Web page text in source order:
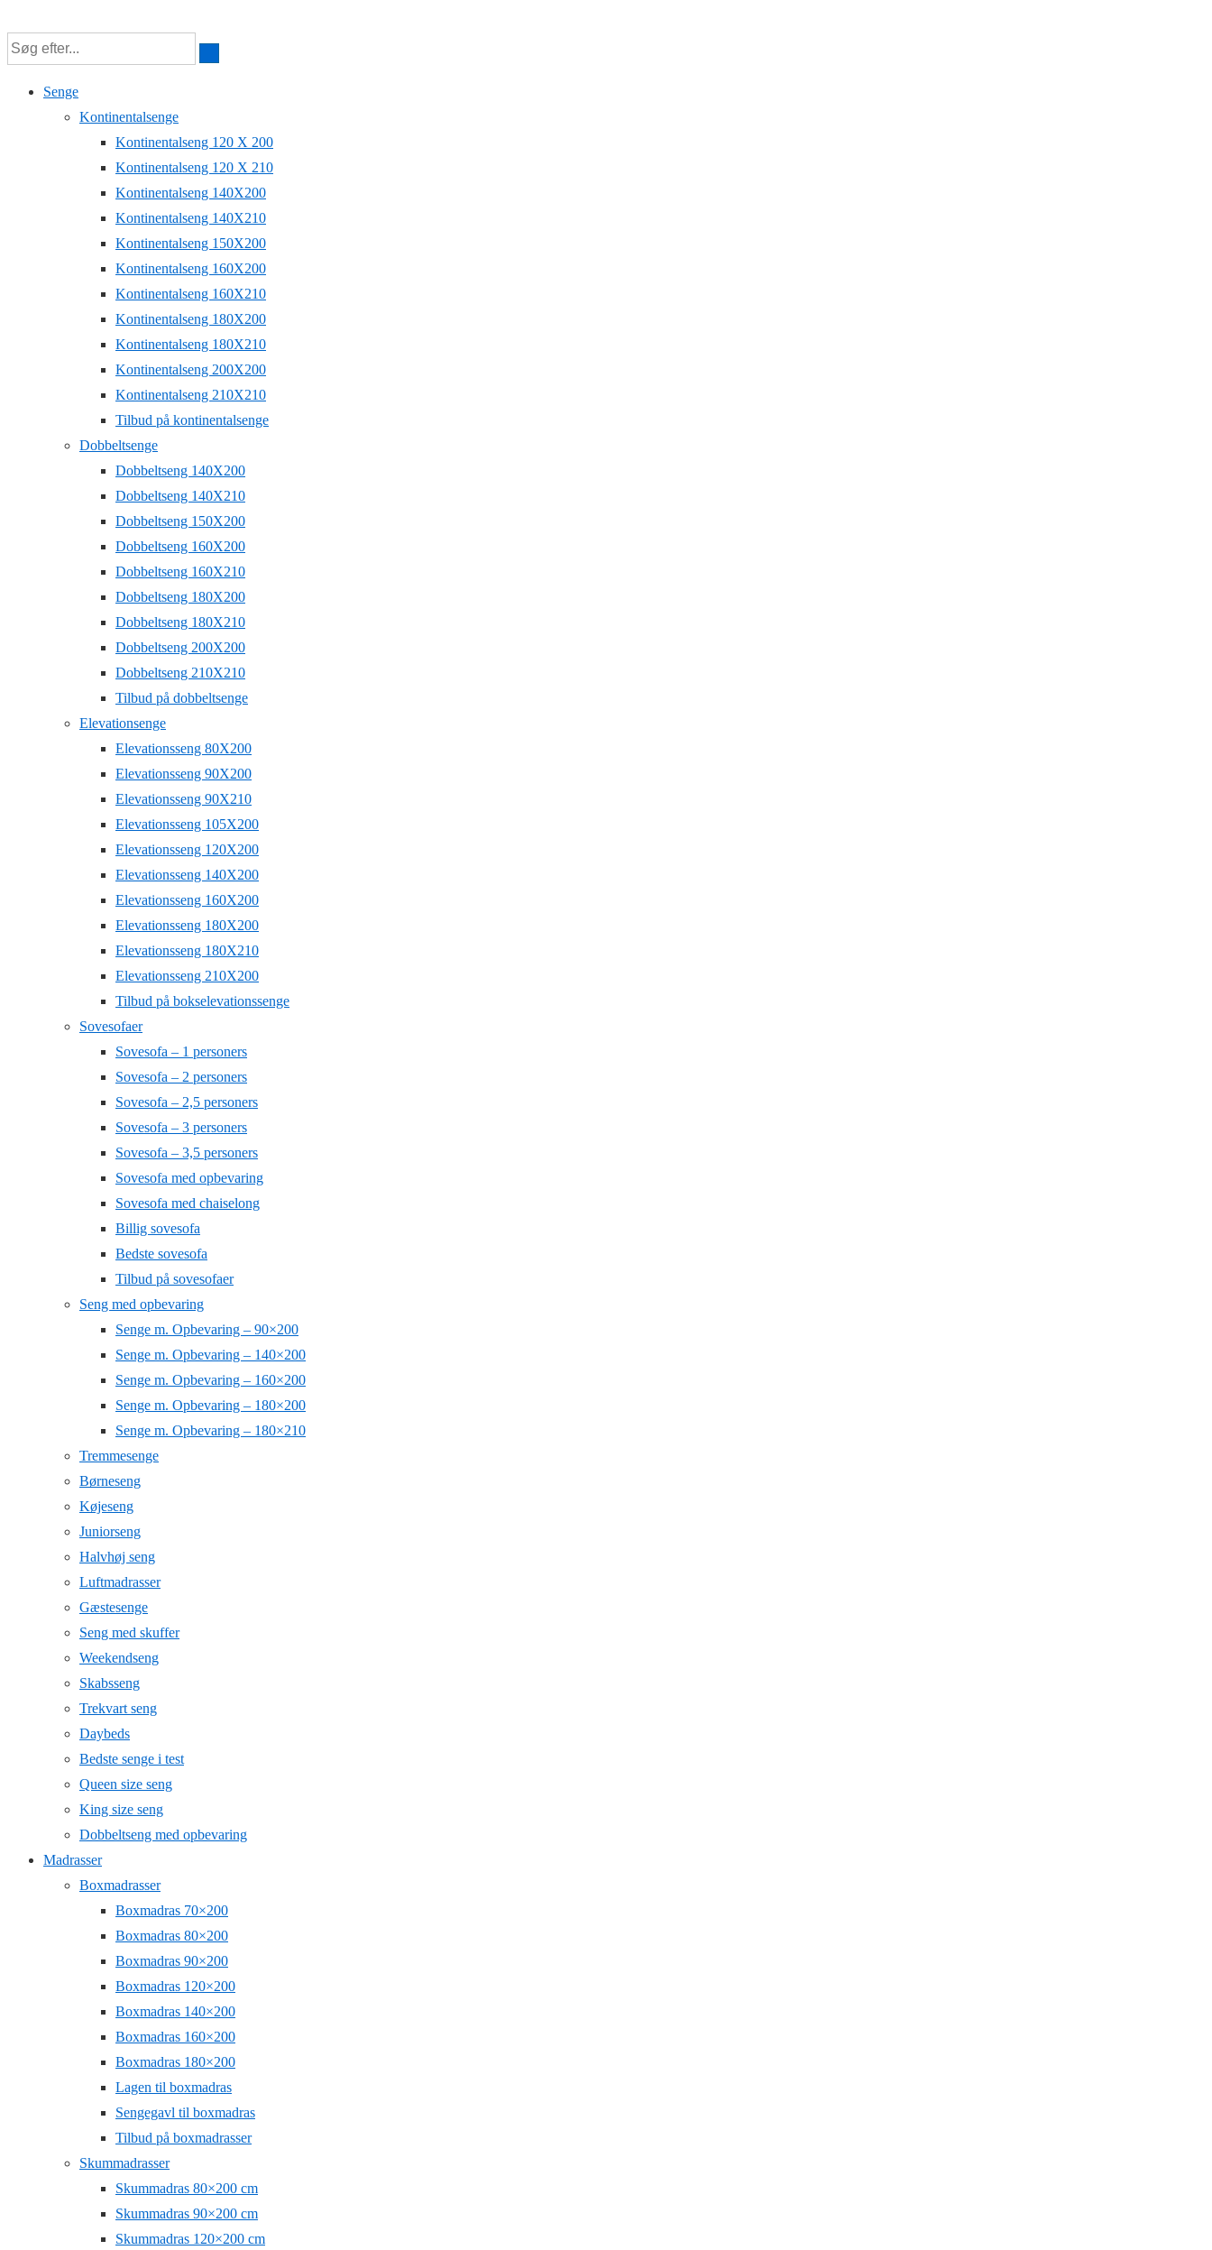
Hop
til
hovedindhold
Senge
Kontinentalsenge
Kontinentalseng 120 X 200
Kontinentalseng 120 X 210
Kontinentalseng 140X200
Kontinentalseng 140X210
Kontinentalseng 150X200
Kontinentalseng 160X200
Kontinentalseng 160X210
Kontinentalseng 180X200
Kontinentalseng 180X210
Kontinentalseng 200X200
Kontinentalseng 210X210
Tilbud på kontinentalsenge
Dobbeltsenge
Dobbeltseng 140X200
Dobbeltseng 140X210
Dobbeltseng 150X200
Dobbeltseng 160X200
Dobbeltseng 160X210
Dobbeltseng 180X200
Dobbeltseng 180X210
Dobbeltseng 200X200
Dobbeltseng 210X210
Tilbud på dobbeltsenge
Elevationsenge
Elevationsseng 80X200
Elevationsseng 90X200
Elevationsseng 90X210
Elevationsseng 105X200
Elevationsseng 120X200
Elevationsseng 140X200
Elevationsseng 160X200
Elevationsseng 180X200
Elevationsseng 180X210
Elevationsseng 210X200
Tilbud på bokselevationssenge
Sovesofaer
Sovesofa – 1 personers
Sovesofa – 2 personers
Sovesofa – 2,5 personers
Sovesofa – 3 personers
Sovesofa – 3,5 personers
Sovesofa med opbevaring
Sovesofa med chaiselong
Billig sovesofa
Bedste sovesofa
Tilbud på sovesofaer
Seng med opbevaring
Senge m. Opbevaring – 90×200
Senge m. Opbevaring – 140×200
Senge m. Opbevaring – 160×200
Senge m. Opbevaring – 180×200
Senge m. Opbevaring – 180×210
Tremmesenge
Børneseng
Køjeseng
Juniorseng
Halvhøj seng
Luftmadrasser
Gæstesenge
Seng med skuffer
Weekendseng
Skabsseng
Trekvart seng
Daybeds
Bedste senge i test
Queen size seng
King size seng
Dobbeltseng med opbevaring
Madrasser
Boxmadrasser
Boxmadras 70×200
Boxmadras 80×200
Boxmadras 90×200
Boxmadras 120×200
Boxmadras 140×200
Boxmadras 160×200
Boxmadras 180×200
Lagen til boxmadras
Sengegavl til boxmadras
Tilbud på boxmadrasser
Skummadrasser
Skummadras 80×200 cm
Skummadras 90×200 cm
Skummadras 120×200 cm